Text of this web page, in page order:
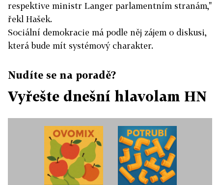
respektive ministr Langer parlamentním stranám,"
řekl Hašek.
Sociální demokracie má podle něj zájem o diskusi,
která bude mít systémový charakter.
Nudíte se na poradě?
Vyřešte dnešní hlavolam HN